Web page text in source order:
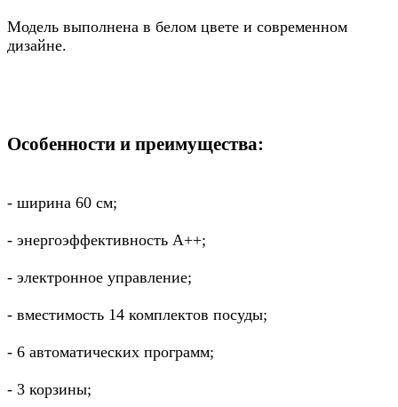
Модель выполнена в белом цвете и современном
дизайне.
Особенности и преимущества:
- ширина 60 см;
- энергоэффективность А++;
- электронное управление;
- вместимость 14 комплектов посуды;
- 6 автоматических программ;
- 3 корзины;